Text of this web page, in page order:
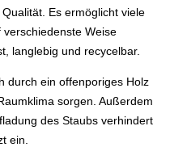
Es ermöglicht viele
Weise
langlebig und recycelbar.
durch ein offenporiges Holz
sorgen. Außerdem
des Staubs verhindert
ein.